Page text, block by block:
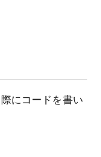
にコードを書い